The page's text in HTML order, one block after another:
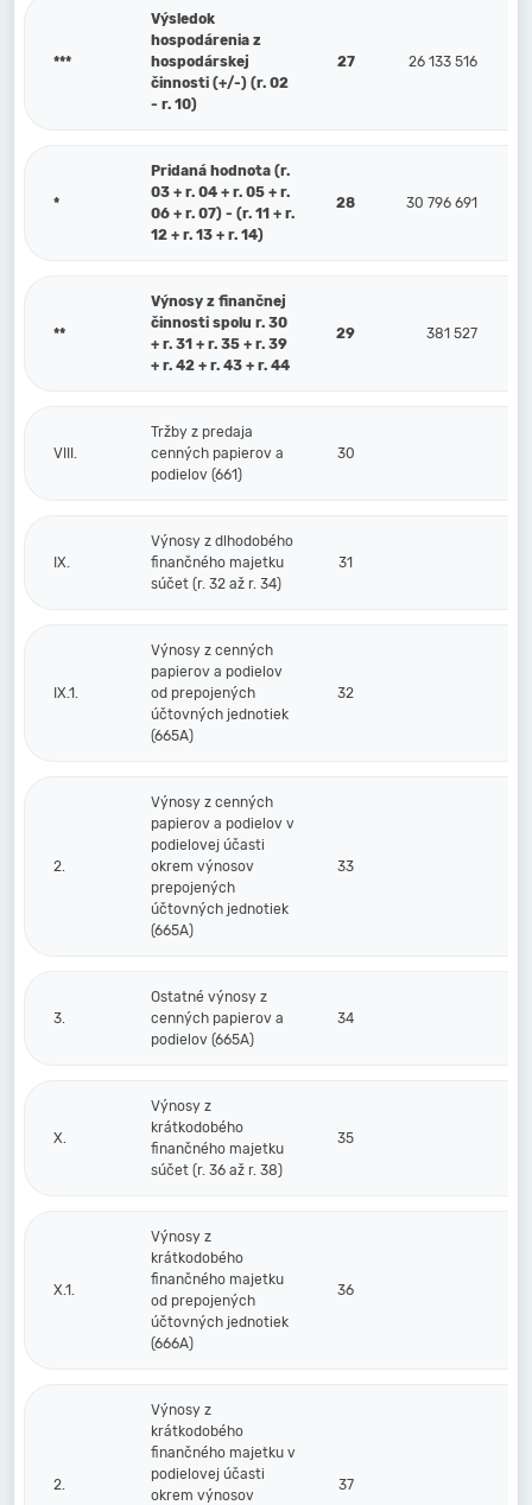
***
Výsledok
hospodárenia z
hospodárskej
činnosti (+/-) (r. 02
- r. 10)
27 26 133 516
*
Pridaná hodnota (r.
03 + r. 04 + r. 05 + r.
06 + r. 07) - (r. 11 + r.
12 + r. 13 + r. 14)
28 30 796 691
**
Výnosy z finančnej
činnosti spolu r. 30
+ r. 31 + r. 35 + r. 39
+ r. 42 + r. 43 + r. 44
29 381 527
VIII.
Tržby z predaja
cenných papierov a
podielov (661)
30
IX.
Výnosy z dlhodobého
finančného majetku
súčet (r. 32 až r. 34)
31
IX.1.
Výnosy z cenných
papierov a podielov
od prepojených
účtovných jednotiek
(665A)
32
2.
Výnosy z cenných
papierov a podielov v
podielovej účasti
okrem výnosov
prepojených
účtovných jednotiek
(665A)
33
3.
Ostatné výnosy z
cenných papierov a
podielov (665A)
34
X.
Výnosy z
krátkodobého
finančného majetku
súčet (r. 36 až r. 38)
35
X.1.
Výnosy z
krátkodobého
finančného majetku
od prepojených
účtovných jednotiek
(666A)
36
2.
Výnosy z
krátkodobého
finančného majetku v
podielovej účasti
okrem výnosov
37